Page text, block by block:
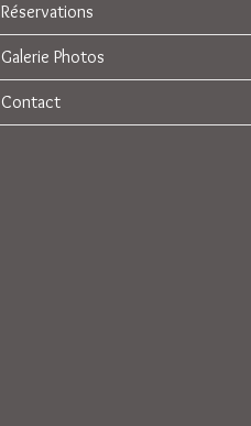
Réservations
Galerie Photos
Contact